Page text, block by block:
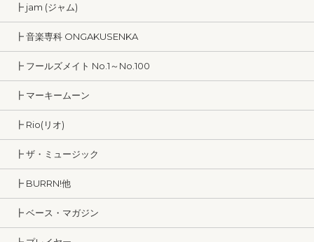
┣ jam (ジャム)
┣ 音楽専科 ONGAKUSENKA
┣ フールズメイト No.1～No.100
┣ マーキームーン
┣ Rio(リオ)
┣ ザ・ミュージック
┣ BURRN!他
┣ ベース・マガジン